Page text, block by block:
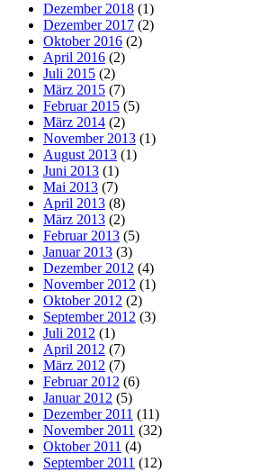
Dezember 2018 (1)
Dezember 2017 (2)
Oktober 2016 (2)
April 2016 (2)
Juli 2015 (2)
März 2015 (7)
Februar 2015 (5)
März 2014 (2)
November 2013 (1)
August 2013 (1)
Juni 2013 (1)
Mai 2013 (7)
April 2013 (8)
März 2013 (2)
Februar 2013 (5)
Januar 2013 (3)
Dezember 2012 (4)
November 2012 (1)
Oktober 2012 (2)
September 2012 (3)
Juli 2012 (1)
April 2012 (7)
März 2012 (7)
Februar 2012 (6)
Januar 2012 (5)
Dezember 2011 (11)
November 2011 (32)
Oktober 2011 (4)
September 2011 (12)